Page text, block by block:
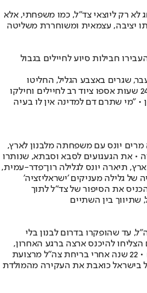
לא רק ליוצאי צד"ל, כמו משפחתי, אלא
יציבה, עצמאית ומשוחררת משליטה
חבילות סיוע לחיילים בגבול
שגרים באצבע הגליל, החליטו
להתגייס למען חיילי צה"ל • בתוך 24 שעות אספו ציוד רב לחיילים וחילקו
• "מי שתרם דם למדינה אין לו בעיה
בחופזה מרים יונס עם משפחתה מלבנון לארץ,
• את הגעגועים לסבא וסבתא, שנותרו
תיארה יונס לגלילה רון־פדר-עמית,
גלילה מעניקים 'ישראליזציה'
את הסיפור של צד"ל לתוך
שתיווך בין השתיים
עד שהופקרו בדרום לבנון בלי
להיכנס ארצה ברגע האחרון,
וגם כאן הופקרו רבים מהם לגורלם • 22 שנה אחרי בריחת צה"ל מרצועת
בישראל כואבת את העקירה מהמולדת